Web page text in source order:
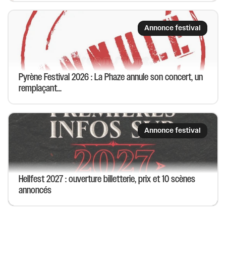
Annonce festival
Pyrène Festival 2026 : La Phaze annule son concert, un
remplaçant...
Annonce festival
Hellfest 2027 : ouverture billetterie, prix et 10 scènes
annoncés